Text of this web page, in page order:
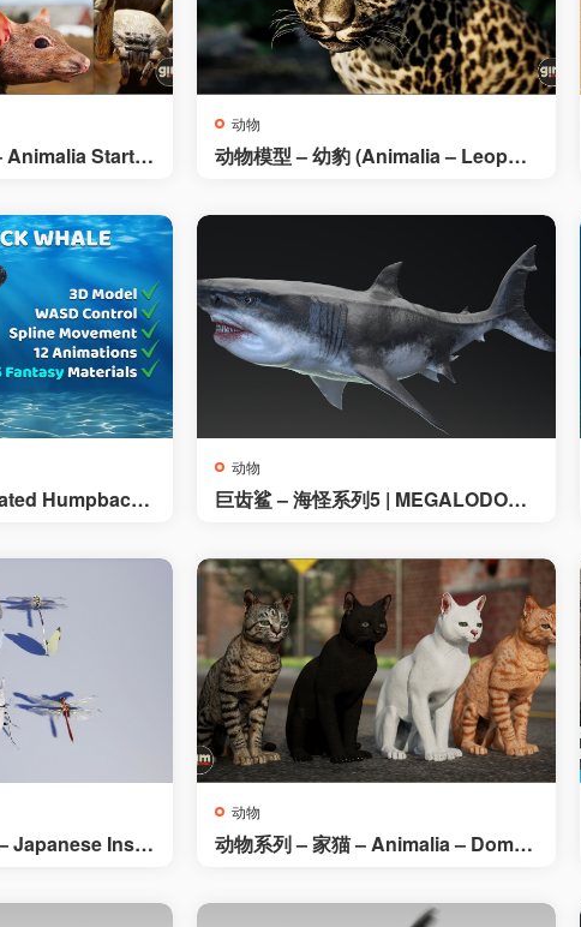
Animalia Starter
动物
动物模型 – 幼豹 (Animalia – Leopar
Humpback
动物
巨齿鲨 – 海怪系列5 | MEGALODON
Japanese Inse
动物
动物系列 – 家猫 – Animalia – Domes